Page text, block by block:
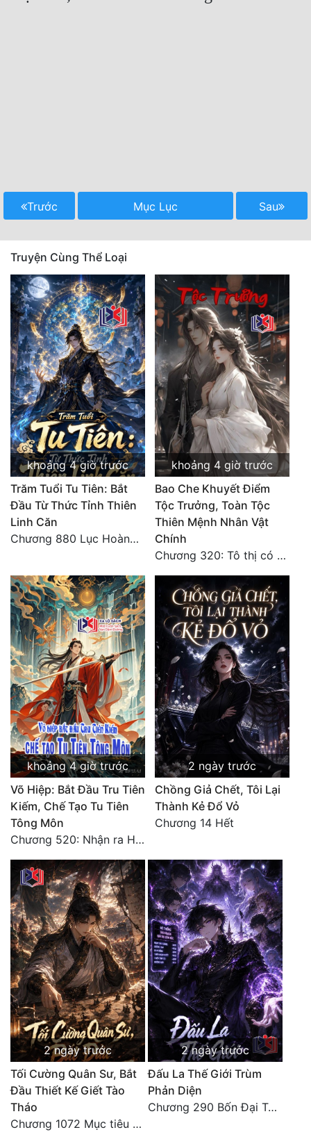
Trước Mục Lục Sau
Truyện Cùng Thể Loại
khoảng 4 giờ trước
Trăm Tuổi Tu Tiên: Bắt
Đầu Từ Thức Tỉnh Thiên
Linh Căn
Chương 880 Lục Hoàng Tử Cơ Thiên Tâm!
khoảng 4 giờ trước
Bao Che Khuyết Điểm
Tộc Trưởng, Toàn Tộc
Thiên Mệnh Nhân Vật
Chính
Chương 320: Tô thị có hậu bối, sơ lộ tài năng
khoảng 4 giờ trước
Võ Hiệp: Bắt Đầu Tru Tiên
Kiếm, Chế Tạo Tu Tiên
Tông Môn
Chương 520: Nhận ra Hồng Thất Công, mỹ thực mê hoặc
2 ngày trước
Chồng Giả Chết, Tôi Lại
Thành Kẻ Đổ Vỏ
Chương 14 Hết
2 ngày trước
Tối Cường Quân Sư, Bắt
Đầu Thiết Kế Giết Tào
Tháo
Chương 1072 Mục tiêu của chúng ta là biển sao trời (2/2)
2 ngày trước
Đấu La Thế Giới Trùm
Phản Diện
Chương 290 Bốn Đại Tông Môn Đơn Thuộc Tính Vô Cùng Thê Lương